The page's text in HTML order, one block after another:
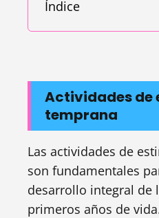
Índice
Actividades de
temprana
Las actividades de
son fundamentales
desarrollo integral de
primeros años de